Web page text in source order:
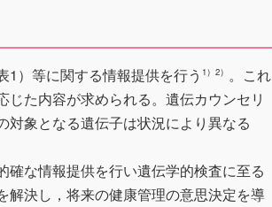
）等に関する情報提供を行う 1）2） 。これ
た内容が求められる。遺伝カウンセリ
対象となる遺伝子は状況により異なる
な情報提供を行い遺伝学的検査に至る
解決し，将来の健康管理の意思決定を導